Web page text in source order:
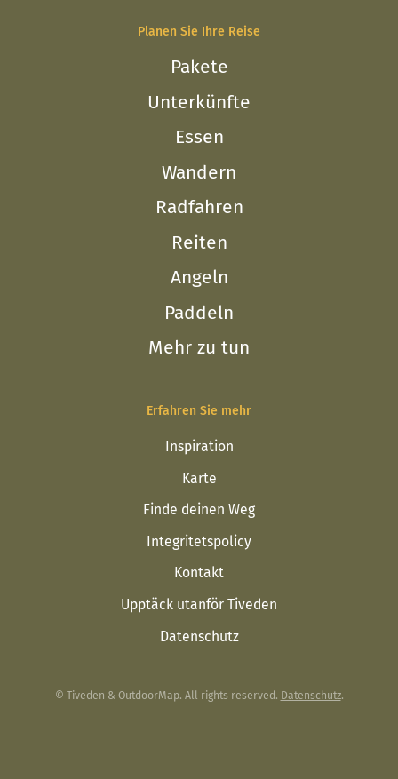
Planen Sie Ihre Reise
Pakete
Unterkünfte
Essen
Wandern
Radfahren
Reiten
Angeln
Paddeln
Mehr zu tun
Erfahren Sie mehr
Inspiration
Karte
Finde deinen Weg
Integritetspolicy
Kontakt
Upptäck utanför Tiveden
Datenschutz
© Tiveden & OutdoorMap. All rights reserved. Datenschutz.